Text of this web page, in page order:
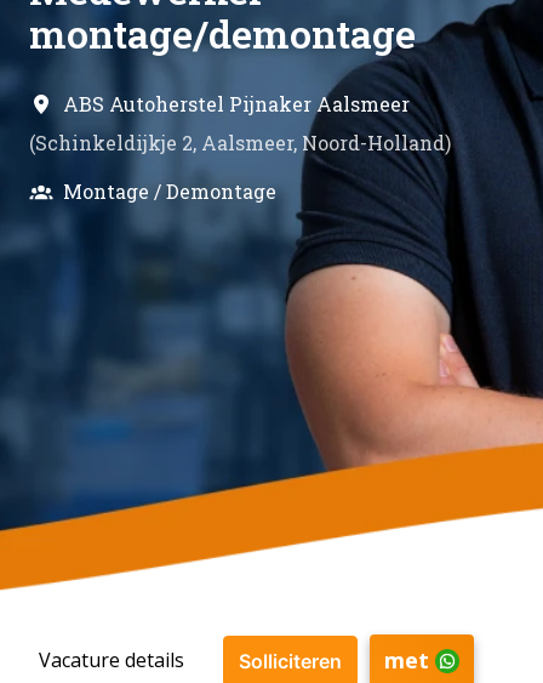
montage/demontage
ABS Autoherstel Pijnaker Aalsmeer
(Schinkeldijkje 2, Aalsmeer, Noord-Holland)
Montage / Demontage
Vacature details Solliciteren met